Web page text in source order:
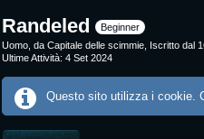
Randeled Beginner
Uomo da Capitale delle scimmie Iscritto dal
Ultime Attività 4 Set 2024
Questo sito utilizza i cookie.